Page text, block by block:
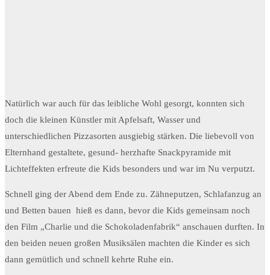
Natürlich war auch für das leibliche Wohl gesorgt, konnten sich
doch die kleinen Künstler mit Apfelsaft, Wasser und
unterschiedlichen Pizzasorten ausgiebig stärken. Die liebevoll von
Elternhand gestaltete, gesund- herzhafte Snackpyramide mit
Lichteffekten erfreute die Kids besonders und war im Nu verputzt.
Schnell ging der Abend dem Ende zu. Zähneputzen, Schlafanzug an
und Betten bauen hieß es dann, bevor die Kids gemeinsam noch
den Film „Charlie und die Schokoladenfabrik“ anschauen durften. In
den beiden neuen großen Musiksälen machten die Kinder es sich
dann gemütlich und schnell kehrte Ruhe ein.